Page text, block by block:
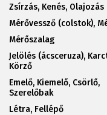
Zsírzás, Kenés, Olajozás
Mérővessző (colstok),
Mérőszalag
Jelölés (ácsceruza),
Körző
Emelő, Kiemelő, Csörlő,
Szerelőbak
Létra, Fellépő